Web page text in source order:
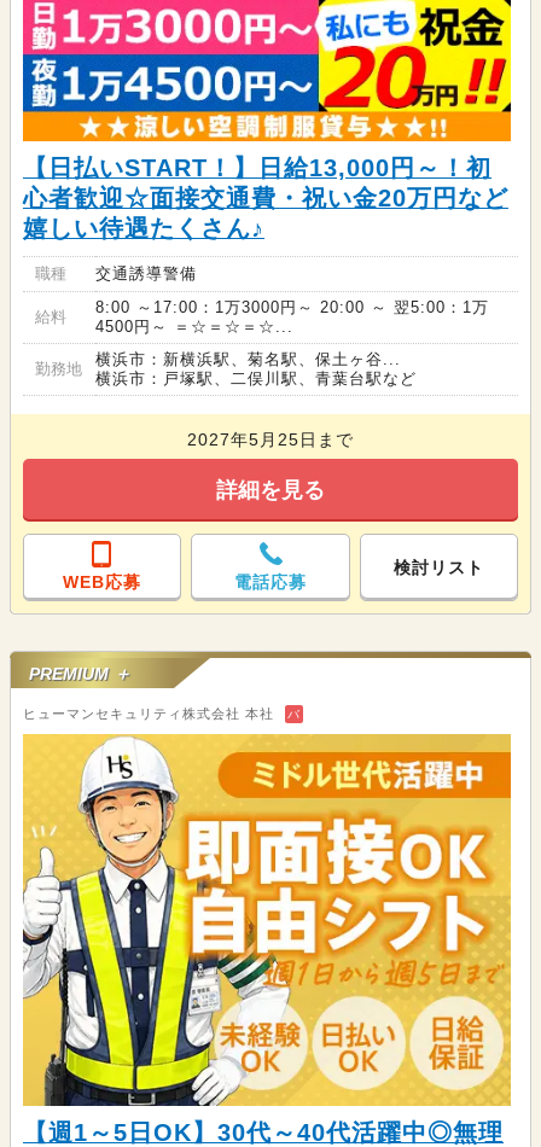
【日払いSTART！】日給13,000円～！初
心者歓迎☆面接交通費・祝い金20万円など
嬉しい待遇たくさん♪
職種 交通誘導警備
給料
8:00 ～17:00：1万3000円～ 20:00 ～ 翌5:00：1万
4500円～ ＝☆＝☆＝☆...
勤務地
横浜市：新横浜駅、菊名駅、保土ヶ谷...
横浜市：戸塚駅、二俣川駅、青葉台駅など
2027年5月25日まで
詳細を見る
WEB応募 電話応募
検討リスト
PREMIUM ＋
ヒューマンセキュリティ株式会社 本社 バ
【週1～5日OK】30代～40代活躍中◎無理